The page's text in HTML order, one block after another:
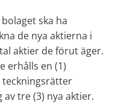
ska ha
de nya aktierna i
aktier de förut äger.
erhålls en (1)
teckningsrätter
tre (3) nya aktier.